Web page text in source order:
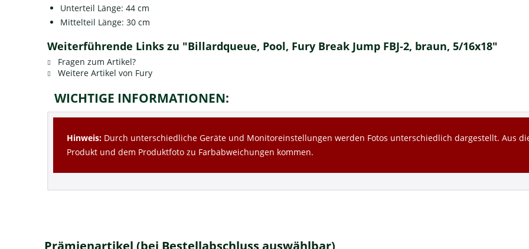
Unterteil Länge: 44 cm
Mittelteil Länge: 30 cm
Weiterführende Links zu "Billardqueue, Pool, Fury Break Jump FBJ-2, braun, 5/16x18"
Fragen zum Artikel?
Weitere Artikel von Fury
WICHTIGE INFORMATIONEN:
Hinweis: Durch unterschiedliche Geräte und Monitoreinstellungen werden Fotos unterschiedlich dargestellt. Aus
Produkt und dem Produktfoto zu Farbabweichungen kommen.